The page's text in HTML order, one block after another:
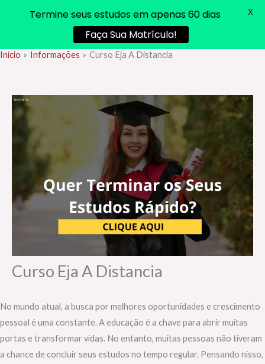
Ir
conteúdo
Início Informações Curso Eja A Distancia
Curso Eja A Distancia
No mundo atual, a busca por melhores oportunidades e crescimento
pessoal é uma constante. A educação é a chave para abrir muitas
portas e transformar vidas. No entanto, muitas pessoas não tiveram
a chance de concluir seus estudos no tempo regular. Pensando nisso,
Termine seus estudos em apenas 60 dias
Faça Sua Matrícula!
X